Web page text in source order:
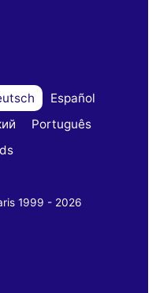
Español
Português
1999 - 2026